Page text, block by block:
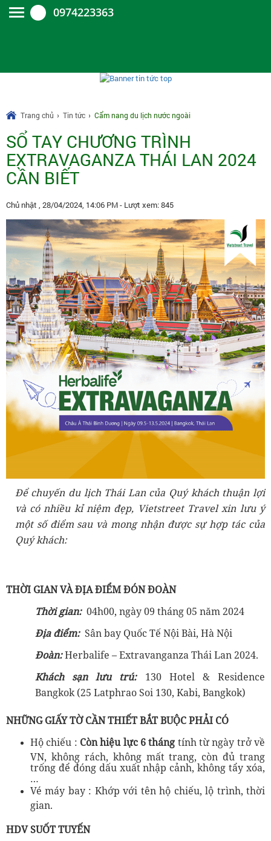
0974223363
Trang chủ Tin tức Cẩm nang du lịch nước ngoài
SỔ TAY CHƯƠNG TRÌNH
EXTRAVAGANZA THÁI LAN 2024
CẦN BIẾT
Chủ nhật , 28/04/2024, 14:06 PM- Lượt xem: 845
Để chuyến du lịch Thái Lan của Quý khách thuận lợi
và có nhiều kỉ niệm đẹp, Vietstreet Travel xin lưu ý
một số điểm sau và mong nhận được sự hợp tác của
Quý khách:
THỜI GIAN VÀ ĐỊA ĐIỂM ĐÓN ĐOÀN
Thời gian: 04h00, ngày 09 tháng 05 năm 2024
Địa điểm: Sân bay Quốc Tế Nội Bài, Hà Nội
Đoàn:Herbalife – Extravanganza Thái Lan 2024.
Khách sạn lưu trú:130 Hotel & Residence
Bangkok (25 Latphrao Soi 130, Kabi, Bangkok)
NHỮNG GIẤY TỜ CẦN THIẾT BẮT BUỘC PHẢI CÓ
Hộ chiếu : Còn hiệu lực 6 tháng tính từ ngày trở về
VN, không rách, không mất trang, còn đủ trang
trống để đóng dấu xuất nhập cảnh, không tẩy xóa,
Vé máy bay : Khớp với tên hộ chiếu, lộ trình, thời
gian.
HDV SUỐT TUYẾN